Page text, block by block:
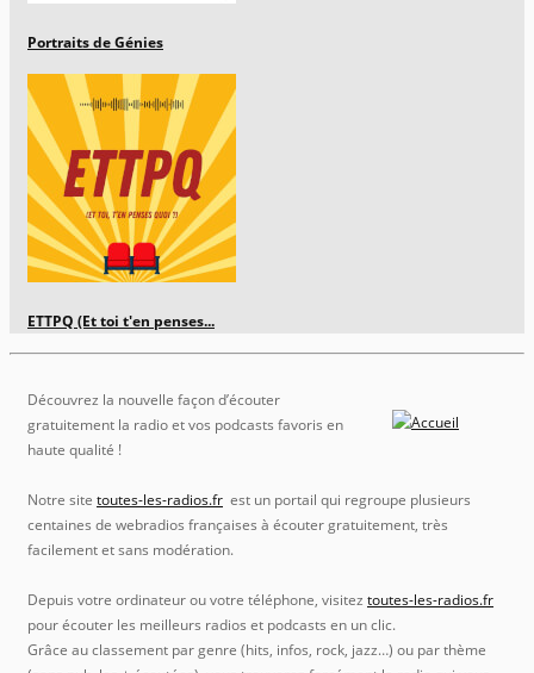
Portraits de Génies
ETTPQ (Et toi t'en penses...
Découvrez la nouvelle façon d’écouter
gratuitement la radio et vos podcasts favoris en
haute qualité !
Notre site toutes-les-radios.fr est un portail qui regroupe plusieurs
centaines de webradios françaises à écouter gratuitement, très
facilement et sans modération.
Depuis votre ordinateur ou votre téléphone, visitez toutes-les-radios.fr
pour écouter les meilleurs radios et podcasts en un clic.
Grâce au classement par genre (hits, infos, rock, jazz…) ou par thème